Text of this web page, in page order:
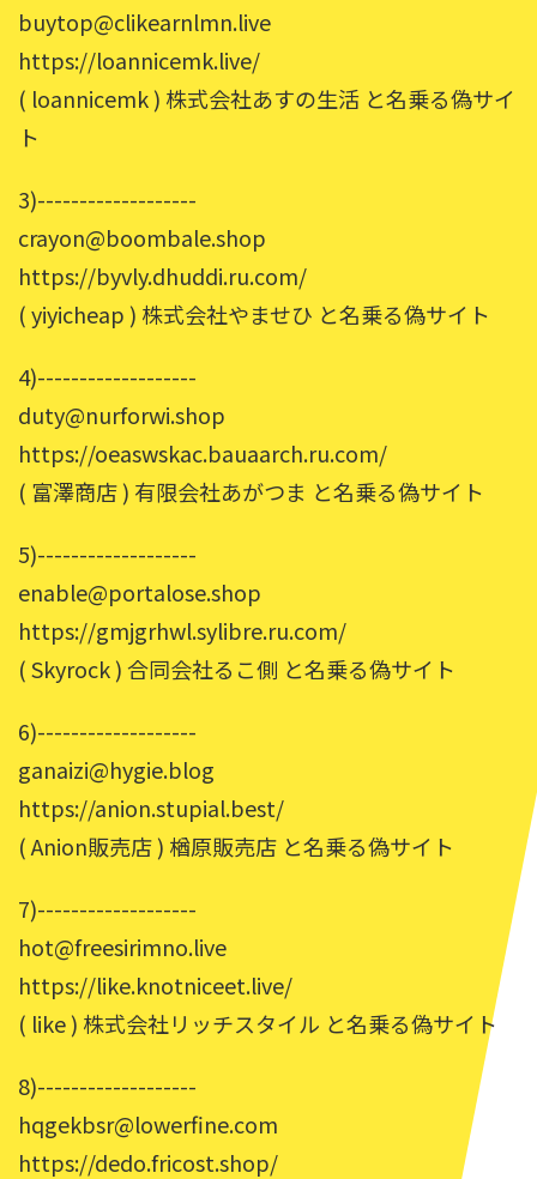
buytop@clikearnlmn.live
https://loannicemk.live/
( loannicemk ) 株式会社あすの生活 と名乗る偽サイ
ト
3)-------------------
crayon@boombale.shop
https://byvly.dhuddi.ru.com/
( yiyicheap ) 株式会社やませひ と名乗る偽サイト
4)-------------------
duty@nurforwi.shop
https://oeaswskac.bauaarch.ru.com/
( 富澤商店 ) 有限会社あがつま と名乗る偽サイト
5)-------------------
enable@portalose.shop
https://gmjgrhwl.sylibre.ru.com/
( Skyrock ) 合同会社るこ側 と名乗る偽サイト
6)-------------------
ganaizi@hygie.blog
https://anion.stupial.best/
( Anion販売店 ) 楢原販売店 と名乗る偽サイト
7)-------------------
hot@freesirimno.live
https://like.knotniceet.live/
( like ) 株式会社リッチスタイル と名乗る偽サイト
8)-------------------
hqgekbsr@lowerfine.com
https://dedo.fricost.shop/